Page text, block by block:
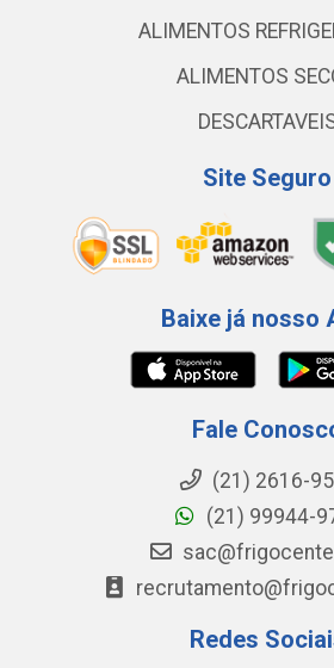
ALIMENTOS
ALIMENTOS
Site Seguro
Baixe já nosso
Fale
(21) 2616-
(21) 99944-
Redes